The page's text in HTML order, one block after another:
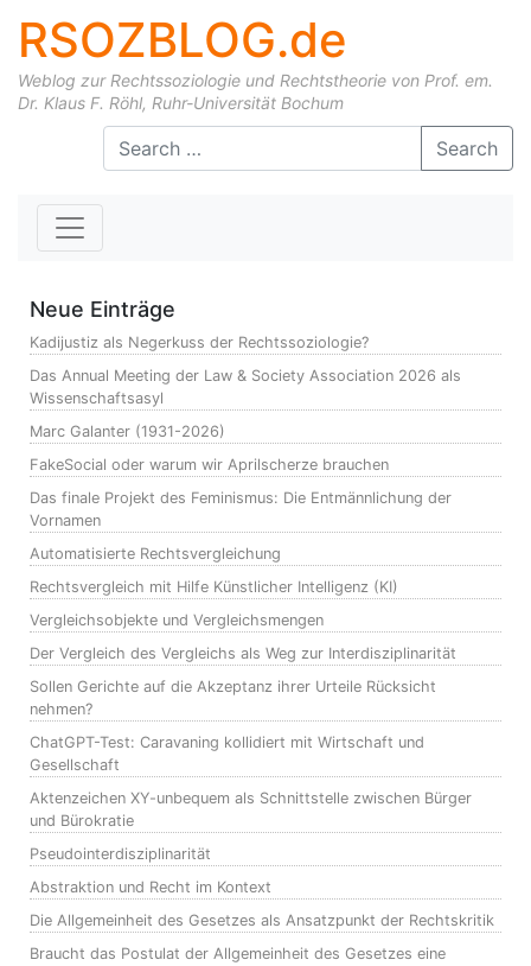
RSOZBLOG.de
Weblog zur Rechtssoziologie und Rechtstheorie von Prof. em.
Dr. Klaus F. Röhl, Ruhr-Universität Bochum
Skip to content Search
Neue Einträge
Kadijustiz als Negerkuss der Rechtssoziologie?
Das Annual Meeting der Law & Society Association 2026 als
Wissenschaftsasyl
Marc Galanter (1931-2026)
FakeSocial oder warum wir Aprilscherze brauchen
Das finale Projekt des Feminismus: Die Entmännlichung der
Vornamen
Automatisierte Rechtsvergleichung
Rechtsvergleich mit Hilfe Künstlicher Intelligenz (KI)
Vergleichsobjekte und Vergleichsmengen
Der Vergleich des Vergleichs als Weg zur Interdisziplinarität
Sollen Gerichte auf die Akzeptanz ihrer Urteile Rücksicht
nehmen?
ChatGPT-Test: Caravaning kollidiert mit Wirtschaft und
Gesellschaft
Aktenzeichen XY-unbequem als Schnittstelle zwischen Bürger
und Bürokratie
Pseudointerdisziplinarität
Abstraktion und Recht im Kontext
Die Allgemeinheit des Gesetzes als Ansatzpunkt der Rechtskritik
Braucht das Postulat der Allgemeinheit des Gesetzes eine